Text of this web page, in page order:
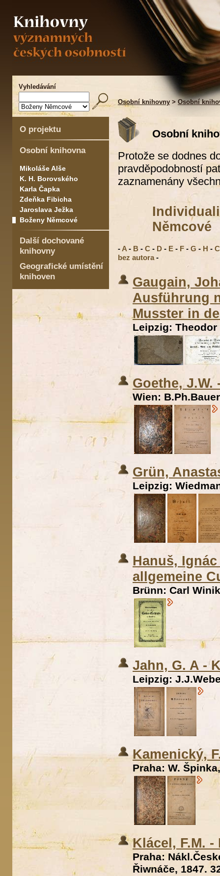
Vyhledávání
Osobní knihovny > Osobní
O projektu
Osobní knihovna
Mikoláše Alše
K. H. Borovského
Karla Čapka
Zdeňka Fibicha
Jaroslava Ježka
Boženy Němcové
Další dochované
knihovny
Geografické umístění
knihoven
Osobní
Protože se dodnes
pravděpodobností
zaznamenány
Němcové
- A - B - C - D - E - F - G - H -
bez autora -
Gaugain,
Ausführung
Musster in
Leipzig: Theodor
Goethe, J.W.
Wien:
Grün,
Leipzig:
Hanuš,
allgemeine
Brünn: Carl
Jahn, G. A -
Leipzig:
Kamenický,
Praha: W.
Klácel, F.M.
Praha:
Řiwnáče, 1847.